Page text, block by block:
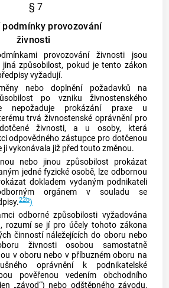
§ 7
provozování
živnosti
provozováníživnosti jsou
způsobilost, pokud je tento zákon
vyžadují.
nebo doplnění požadavků na
po vzniku živnostenského
nepožaduje prokázání praxe u
trvá živnostenské oprávnění pro
živnosti, a u osoby, která
odpovědného zástupce pro dotčenou
ji vykonávala již před touto změnou.
nebo jinou způsobilost prokázat
jedné fyzické osobě, lze odbornou
dokladem vydaným podnikateli
orgánem v souladu se
22b)
odborné způsobilosti vyžadována
rozumí se jí pro účely tohoto zákona
činností náležejících do oboru nebo
živnostiosobou samostatně
v oboru nebo v příbuzném oboru na
oprávnění k podnikatelské
pověřenou vedením obchodního
„závod“) nebo odštěpného závodu,